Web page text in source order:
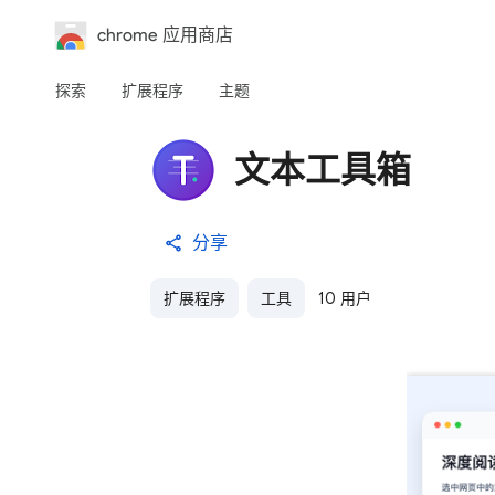
chrome 应用商店
探索 扩展程序 主题
文本工具箱
分享
扩展程序 工具 10 用户